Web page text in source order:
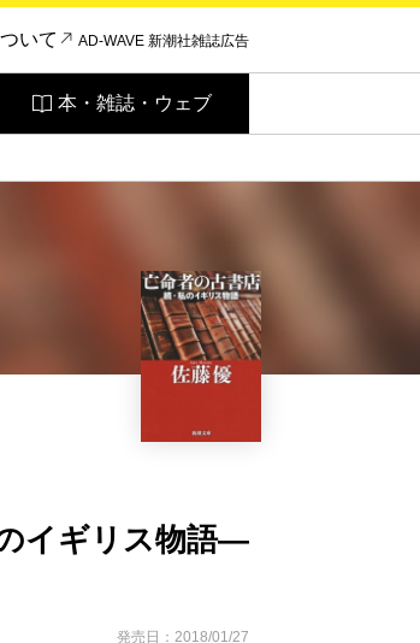
いて AD-WAVE 新潮社雑誌広告
本・雑誌・ウェブ
イギリス物語―
発売日：2018/01/27